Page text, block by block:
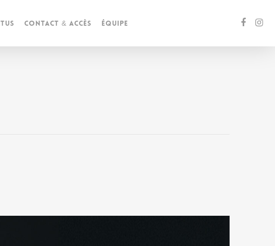
Contact & accès Équipe